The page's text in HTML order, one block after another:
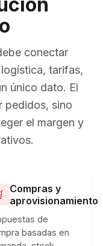
conectar
tarifas,
único dato. El
pedidos, sino
el margen y
Compras y
aprovisionamiento
de
basadas en